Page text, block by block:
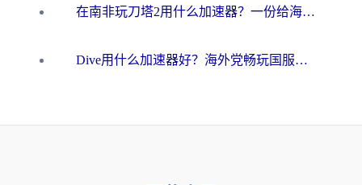
在南非玩刀塔2用什么加速器？一份给海外游子的终极生存指南
Dive用什么加速器好？海外党畅玩国服游戏的终极避坑指南